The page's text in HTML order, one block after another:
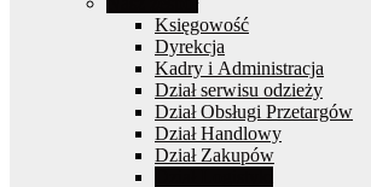
Księgowość
Dyrekcja
Kadry i Administracja
Dział serwisu odzieży
Dział Obsługi Przetargów
Dział Handlowy
Dział Zakupów